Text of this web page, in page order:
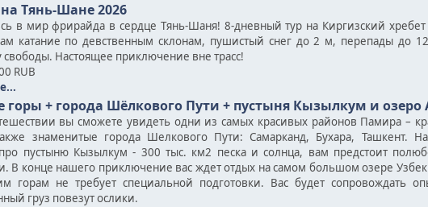
Тянь-Шане 2026
в мир фрирайда в сердце Тянь-Шаня! 8-дневный тур на Киргизский
катание по девственным склонам, пушистый снег до 2 м, перепады до
свободы. Настоящее приключение вне трасс!
RUB
горы + города Шёлкового Пути + пустыня Кызылкум и озеро
вы сможете увидеть одни из самых красивых районов Памира –
знаменитые города Шелкового Пути: Самарканд, Бухара, Ташкент.
пустыню Кызылкум - 300 тыс. км2 песка и солнца, вам предстоит
В конце нашего приключение вас ждет отдых на самом большом озере
горам не требует специальной подготовки. Вас будет сопровождать
груз повезут ослики.